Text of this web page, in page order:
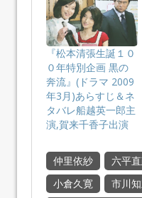
『松本清張生誕１０
０年特別企画 黒の
奔流』(ドラマ 2009
年3月)あらすじ＆ネ
タバレ船越英一郎主
演,賀来千香子出演
仲里依紗 六平
小倉久寛
市川